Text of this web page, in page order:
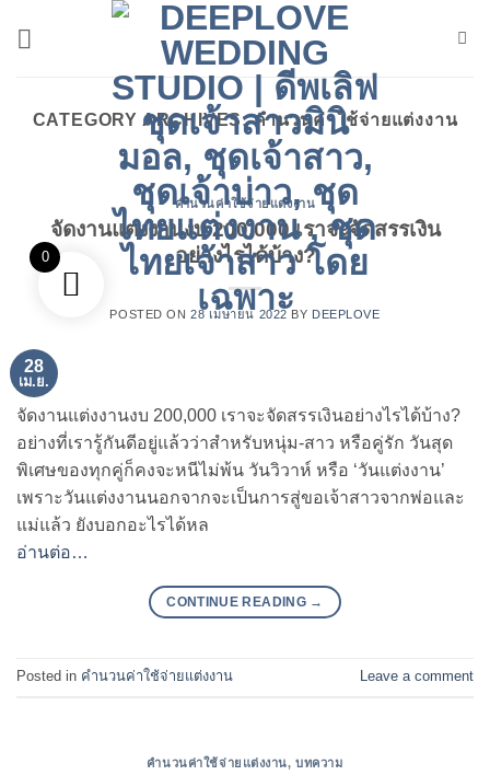
CATEGORY ARCHIVES:คำนวนค่าใช้จ่ายแต่งงาน
คำนวนค่าใช้จ่ายแต่งงาน
จัดงานแต่งงานงบ 200,000 เราจะจัดสรรเงิน
อย่างไรได้บ้าง?
POSTED ON28 เมษายน 2022 BY DEEPLOVE
28
เม.ย.
จัดงานแต่งงานงบ 200,000 เราจะจัดสรรเงินอย่างไรได้บ้าง?
อย่างที่เรารู้กันดีอยู่แล้วว่าสำหรับหนุ่ม-สาว หรือคู่รัก วันสุด
พิเศษของทุกคู่ก็คงจะหนีไม่พ้น วันวิวาห์ หรือ ‘วันแต่งงาน’
เพราะวันแต่งงานนอกจากจะเป็นการสู่ขอเจ้าสาวจากพ่อและ
แม่แล้ว ยังบอกอะไรได้หล
อ่านต่อ…
CONTINUE READING →
Posted in คำนวนค่าใช้จ่ายแต่งงาน Leave a comment
คำนวนค่าใช้จ่ายแต่งงาน,บทความ
0